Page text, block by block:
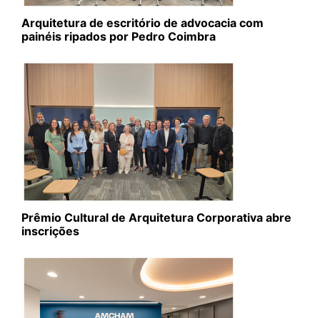
Arquitetura de escritório de advocacia com
painéis ripados por Pedro Coimbra
Prêmio Cultural de Arquitetura Corporativa abre
inscrições